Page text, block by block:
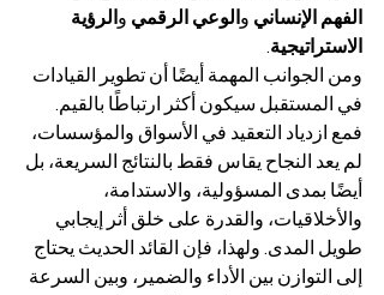
الفهم الإنساني و الوعي الرقمي و الرؤية
الاستراتيجية
ومن الجوانب المهمة أيضًا أن تطوير القيادات
في المستقبل سيكون أكثر ارتباطًا بالقيم.
فمع ازدياد التعقيد في الأسواق والمؤسسات،
لم يعد النجاح يقاس فقط بالنتائج السريعة، بل
أيضًا بمدى المسؤولية، والاستدامة،
والأخلاقيات، والقدرة على خلق أثر إيجابي
طويل المدى. ولهذا، فإن القائد الحديث يحتاج
إلى التوازن بين الأداء والضمير، وبين السرعة